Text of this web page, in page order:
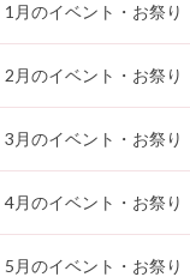
1月のイベント・お祭り
2月のイベント・お祭り
3月のイベント・お祭り
4月のイベント・お祭り
5月のイベント・お祭り